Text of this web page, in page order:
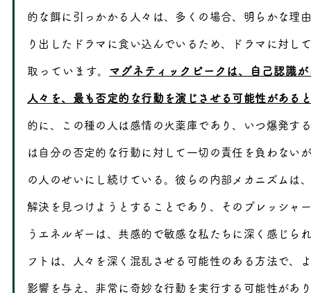
的な餌に引っかかる人々は、多くの場合、明らかな理
り出したドラマに食い込んでいるため、ドラマに対し
取っています。 マグネティックピークは、自己認識
人々を、最も否定的な行動を演じさせる可能性がある
的に、この種の人は感情の火薬庫であり、いつ爆発す
は自分の否定的な行動に対して一切の責任を負わない
の人のせいにし続けている。彼らの内部メカニズムは
解決を見つけようとすることであり、そのプレッシャ
うエネルギーは、共感的で敏感な私たちに深く感じら
フトは、人々を深く混乱させる可能性のある方法で、
影響を与え、非常に奇妙な行動を実行する可能性があ